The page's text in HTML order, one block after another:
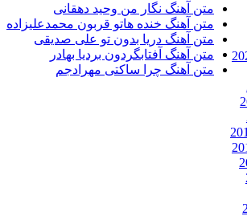
متن آهنگ نگار من وحید دهقانی
متن آهنگ خنده هاتو قربون محمدعلیزاده
متن آهنگ دریا بدون تو علی صدیقی
متن آهنگ آفتابگردون بردیا بهادر
متن آهنگ چرا ساکتی مهرادجم